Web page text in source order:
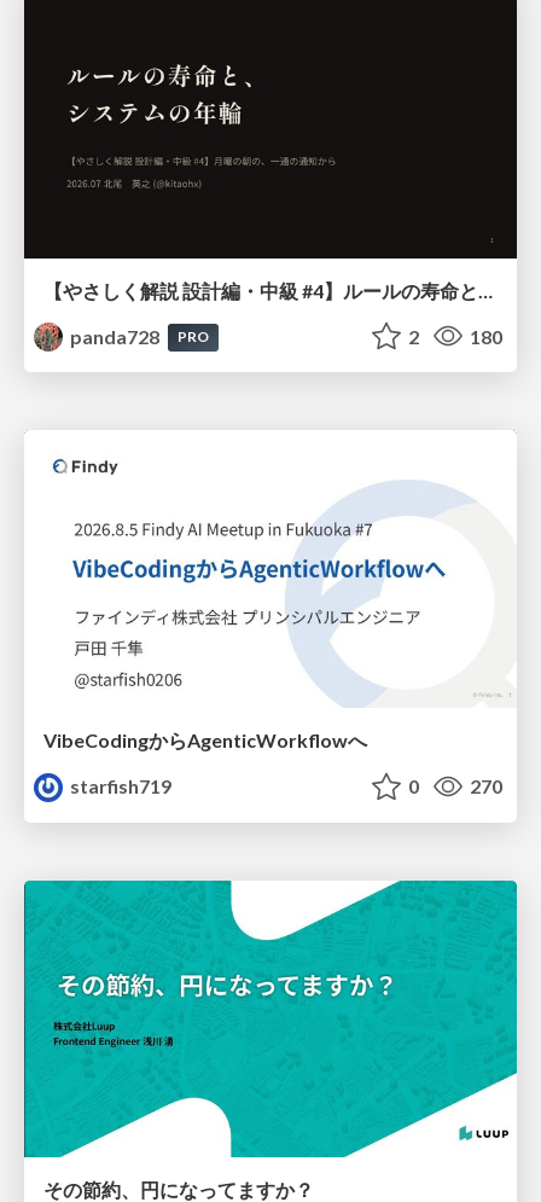
panda728
PRO 2 180
VibeCodingからAgenticWorkflowへ
starfish719
0 270
その節約、円になってますか？